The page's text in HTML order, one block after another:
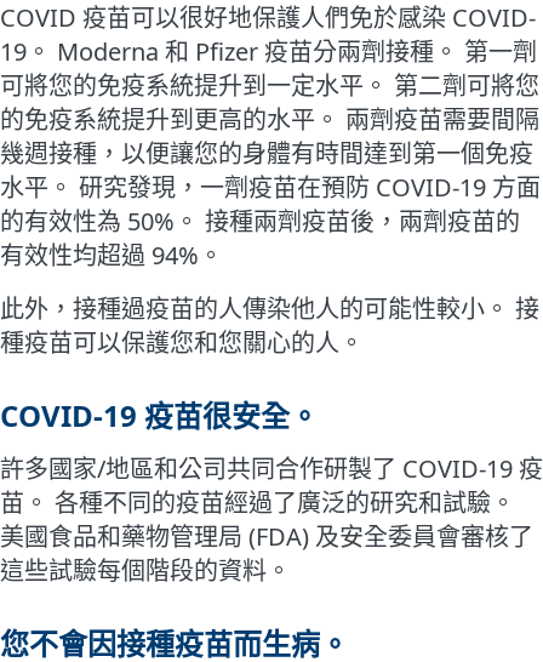
COVID 疫苗可以很好地保護人們免於感染 COVID-
19。 Moderna 和 Pfizer 疫苗分兩劑接種。 第一劑
可將您的免疫系統提升到一定水平。 第二劑可將您
的免疫系統提升到更高的水平。 兩劑疫苗需要間隔
幾週接種，以便讓您的身體有時間達到第一個免疫
水平。 研究發現，一劑疫苗在預防 COVID-19 方面
的有效性為 50%。 接種兩劑疫苗後，兩劑疫苗的
有效性均超過 94%。
此外，接種過疫苗的人傳染他人的可能性較小。 接
種疫苗可以保護您和您關心的人。
COVID-19 疫苗很安全。
許多國家/地區和公司共同合作研製了 COVID-19 疫
苗。 各種不同的疫苗經過了廣泛的研究和試驗。
美國食品和藥物管理局 (FDA) 及安全委員會審核了
這些試驗每個階段的資料。
您不會因接種疫苗而生病。